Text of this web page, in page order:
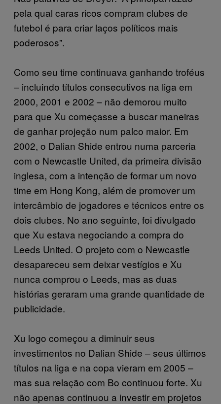
pela qual caras ricos compram clubes de
futebol é para criar laços políticos mais
poderosos”.
Como seu time continuava ganhando troféus
– incluindo títulos consecutivos na liga em
2000, 2001 e 2002 – não demorou muito
para que Xu começasse a buscar maneiras
de ganhar projeção num palco maior. Em
2002, o Dalian Shide entrou numa parceria
com o Newcastle United, da primeira divisão
inglesa, com a intenção de formar um novo
time em Hong Kong, além de promover um
intercâmbio de jogadores e técnicos entre os
dois clubes. No ano seguinte, foi divulgado
que Xu estava negociando a compra do
Leeds United. O projeto com o Newcastle
desapareceu sem deixar vestígios e Xu
nunca comprou o Leeds, mas as duas
histórias geraram uma grande quantidade de
publicidade.
Xu logo começou a diminuir seus
investimentos no Dalian Shide – seus últimos
títulos na liga e na copa vieram em 2005 –
mas sua relação com Bo continuou forte. Xu
não apenas continuou a investir em projetos